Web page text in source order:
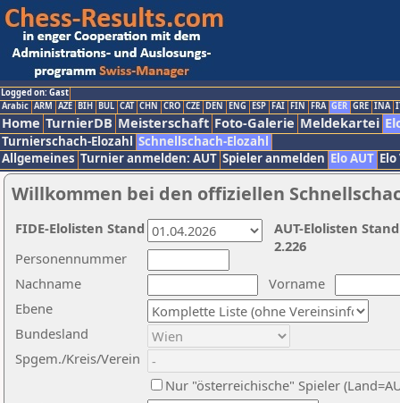
Logged on: Gast
Arabic ARM AZE BIH BUL CAT CHN CRO CZE DEN ENG ESP FAI FIN FRA GER GRE INA
Home TurnierDB Meisterschaft Foto-Galerie Meldekartei
Turnierschach-Elozahl Schnellschach-Elozahl
Allgemeines Turnier anmelden: AUT Spieler anmelden Elo AUT
Willkommen bei den offiziellen
Nachname
Vorname
Ebene
Personennummer
Bundesland
Spgem./Kreis/Verein
Nur "österreichische" Spieler
AUT-Elolisten
2.226
FIDE-Elolisten Stand